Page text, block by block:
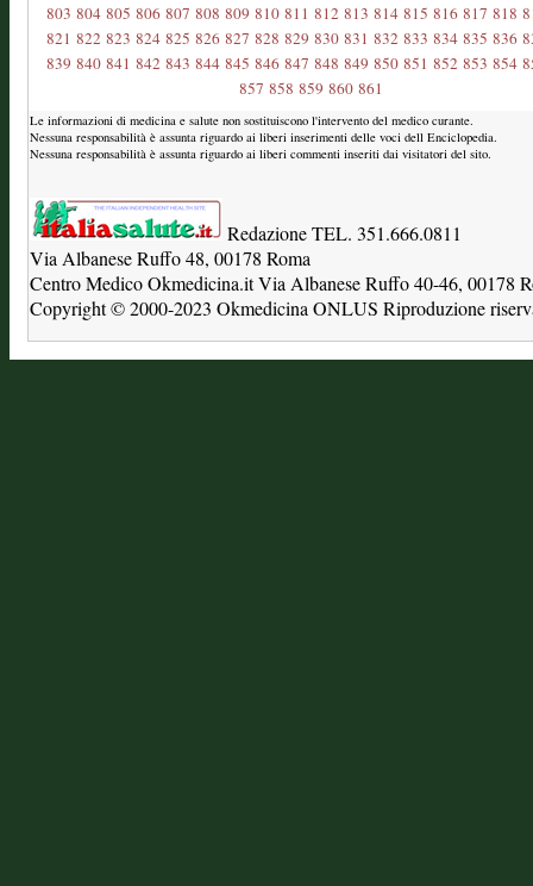
803 804 805 806 807 808 809 810 811 812 813 814 815 816 817 818
821 822 823 824 825 826 827 828 829 830 831 832 833 834 835 836
839 840 841 842 843 844 845 846 847 848 849 850 851 852 853 854
857 858 859 860 861
Le informazioni di medicina e salute non sostituiscono l'intervento del medico curante.
Nessuna responsabilità è assunta riguardo ai liberi inserimenti delle voci dell Enciclopedia.
Nessuna responsabilità è assunta riguardo ai liberi commenti inseriti dai visitatori del sito.
Redazione TEL. 351.666.0811
Via Albanese Ruffo 48, 00178 Roma
Centro Medico Okmedicina.it Via Albanese Ruffo 40-46, 00178
Copyright © 2000-2023 Okmedicina ONLUS Riproduzione